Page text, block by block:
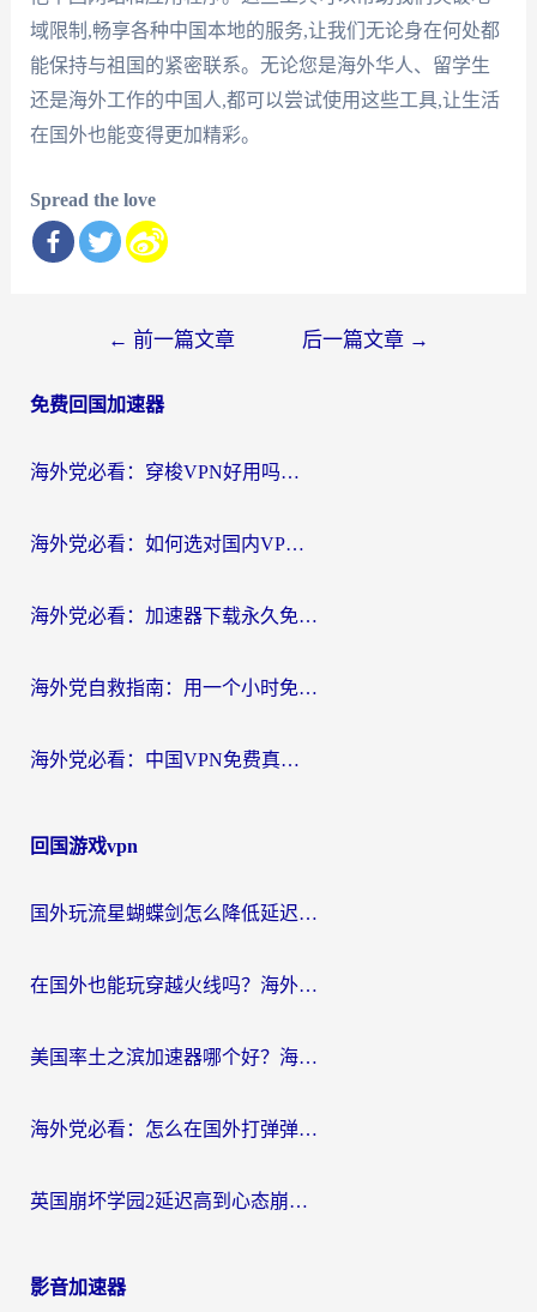
域限制,畅享各种中国本地的服务,让我们无论身在何处都
能保持与祖国的紧密联系。无论您是海外华人、留学生
还是海外工作的中国人,都可以尝试使用这些工具,让生活
在国外也能变得更加精彩。
Spread the love
导
← 前一篇文章 后一篇文章 →
免费回国加速器
海外党必看：穿梭VPN好用吗？和云帆VPN对比哪个回国效果更好？附真实测评+避坑指南
海外党必看：如何选对国内VPN，实现无缝访问国内资源？
海外党必看：加速器下载永久免费版真的存在吗？教你无缝访问国内资源的正确姿势
海外党自救指南：用一个小时免费加速器，轻松打破国内资源访问壁垒？
海外党必看：中国VPN免费真的靠谱吗？手把手教你选对回国加速器
回国游戏vpn
国外玩流星蝴蝶剑怎么降低延迟？海外党必看的加速秘籍（含欧洲鸣潮&彩虹岛优化攻略）
在国外也能玩穿越火线吗？海外玩家国服游戏畅玩终极指南
美国率土之滨加速器哪个好？海外党国服游戏畅玩终极指南（附多游戏解决方案）
海外党必看：怎么在国外打弹弹堂不卡？番茄加速器亲测指南
英国崩坏学园2延迟高到心态崩？海外党国服游戏加速终极指南
影音加速器